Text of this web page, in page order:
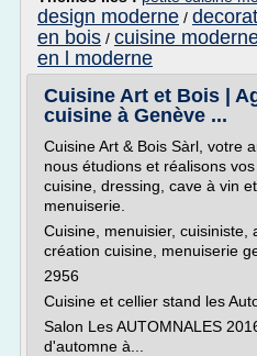
design moderne /
en bois / cuisine
en l moderne
Cuisine Art et Bois |
cuisine à Genève ...
Cuisine Art & Bois Sàrl, votre
nous étudions et réalisons
cuisine, dressing, cave à vin
menuiserie.
Cuisine, menuisier, cuisiniste,
création cuisine, menuiserie
2956
Cuisine et cellier stand les
Salon Les AUTOMNALES
d'automne à...